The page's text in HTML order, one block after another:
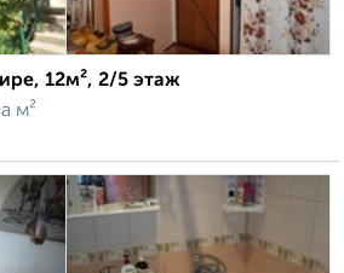
12м², 2/5 этаж
м²